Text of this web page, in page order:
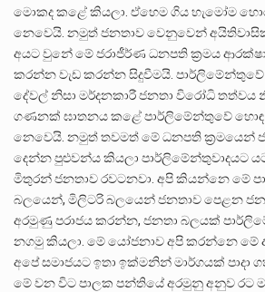
මොකද කළේ කියලා. ඒහෙම ගිය හැමෝම
නෙවෙයි. නමුත් ජනතාව වෙනුවෙන්
අයට වුනේ මේ ජරාජීර්ණ ධනපති ක්‍රමය
කරන්න වැඩ කරන්න සිදුවීමයි.
දේවල් නිසා මර්දනකාරී ජනතා විරෝධි තත්වය
ගණනක් ඝාතනය කළේ පාර්ලිමේන්තුවේ හොඳ
නෙවෙයි. නමුත් තවමත් මේ ධනපති ක්‍රමයෙන්
දෙන්න පුළුවන්ය කියලා පාර්ලිමේන්තුවාදයට
මිතුරන් ජනතාව රවටනවා. අපි කියන්නෙ මේ
බලයෙන්, මිලිටරි බලයෙන් ජනතාව පෙළන
අරමුණු පරාජය කරන්න, ජනතා බලයක්
නගමු කියලා. මේ යෝජනාව අපි කරන්නෙ මේ
අපේ සමාජයට ඉතා ඉක්මනින් මාර්ගයක් පාදා
මේ වන විට පාලක පන්තියේ අරමුනු අනුව රට